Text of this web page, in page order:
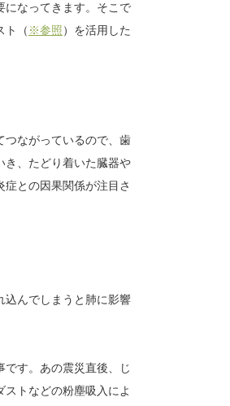
になってきます。そこで
ト（ ※参照）を活用した
つながっているので、歯
き、たどり着いた臓器や
との因果関係が注目さ
込んでしまうと肺に影響
す。あの震災直後、じ
トなどの粉塵吸入によ